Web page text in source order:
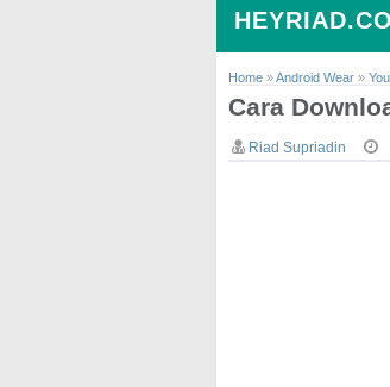
Home »Android Wear »
Cara
Riad Supriadin